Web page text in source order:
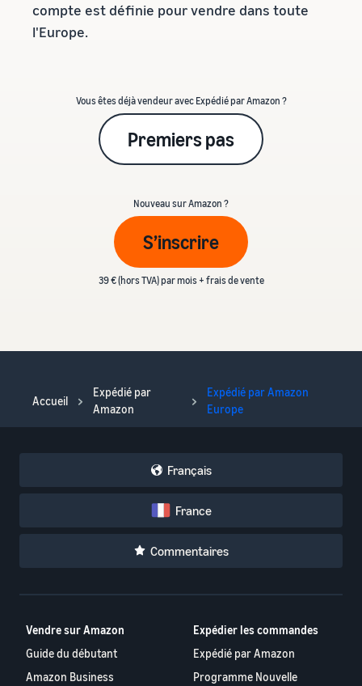
compte est définie pour vendre dans toute
l'Europe.
Vous êtes déjà vendeur avec Expédié par Amazon ?
Premiers pas
Nouveau sur Amazon ?
S’inscrire
39 € (hors TVA) par mois + frais de vente
Accueil
Expédié par
Amazon
Expédié par Amazon
Europe
Français
France
Commentaires
Vendre sur Amazon
Guide du débutant
Amazon Business
Expédier les commandes
Expédié par Amazon
Programme Nouvelle